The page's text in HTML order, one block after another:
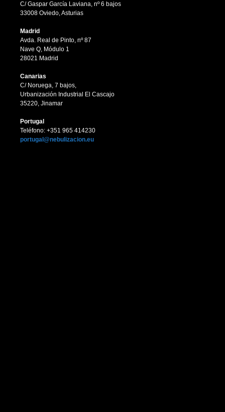
C/ Gaspar García Laviana, nº 6 bajos
33008 Oviedo, Asturias
Madrid
Avda. Real de Pinto, nº 87
Nave Q, Módulo 1
28021 Madrid
Canarias
C/ Noruega, 7 bajos,
Urbanización Industrial El Cascajo
35220, Jinamar
Portugal
Teléfono: +351 965 414230
portugal@nebulizacion.eu